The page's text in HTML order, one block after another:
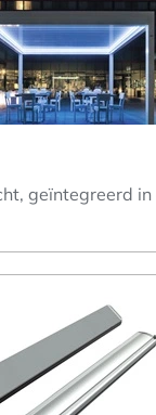
geïntegreerd